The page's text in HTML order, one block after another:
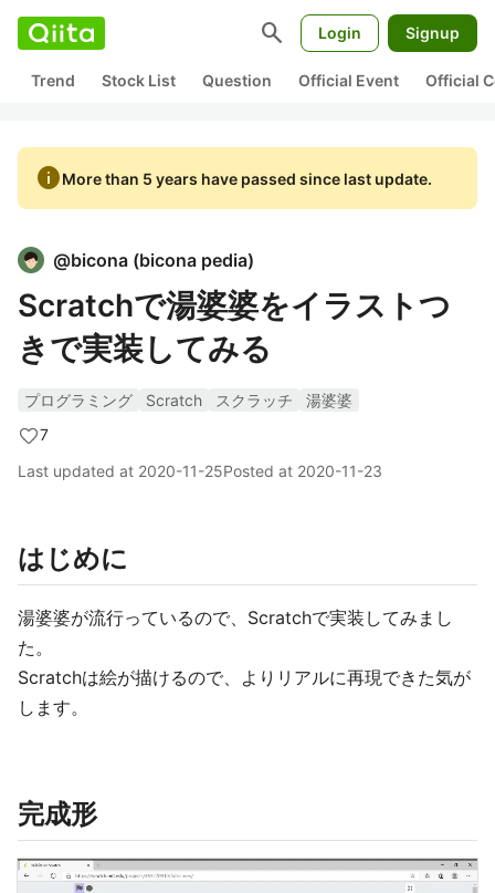
search Login Signup
Trend Stock List Question Official Event Official
infoMore than 5 years have passed since last update.
@bicona (bicona pedia)
Scratchで湯婆婆をイラストつ
きで実装してみる
プログラミング Scratch スクラッチ
湯婆婆
7
Last updated at 2020-11-25Posted at 2020-11-23
はじめに
湯婆婆が流行っているので、Scratchで実装してみまし
た。
Scratchは絵が描けるので、よりリアルに再現できた気が
します。
完成形